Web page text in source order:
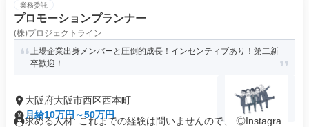
業務委託
プロモーションプランナー
(株)プロジェクトライン
上場企業出身メンバーと圧倒的成長！インセンティブあり！第二新
卒歓迎！
大阪府大阪市西区西本町
月給10万円～50万円
求める人材: これまでの経験は問いませんので、 ◎Instagra